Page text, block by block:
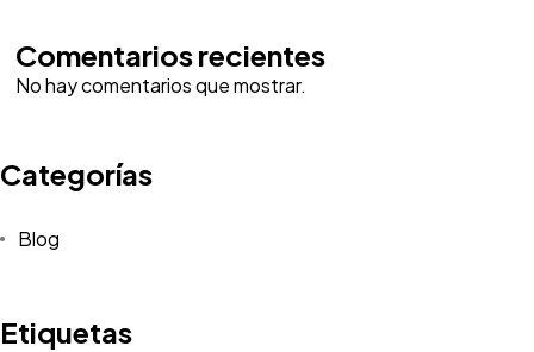
Comentarios recientes
No hay comentarios que mostrar.
Categorías
Blog
Etiquetas